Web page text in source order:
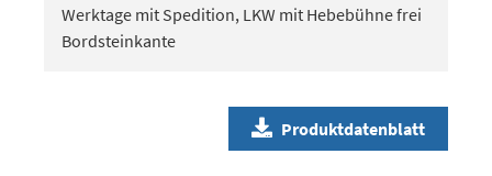
Werktage mit Spedition, LKW mit Hebebühne frei
Bordsteinkante
Produktdatenblatt